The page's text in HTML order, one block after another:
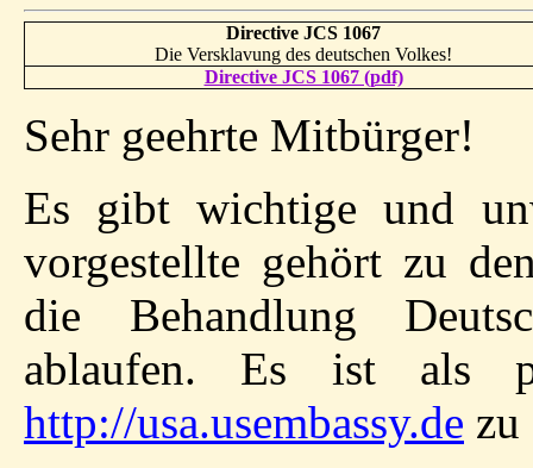
Directive JCS 1067
Die Versklavung des deutschen Volkes!
Directive JCS 1067 (pdf)
Sehr geehrte Mitbürger!
Es gibt wichtige und
vorgestellte gehört zu
die Behandlung
ablaufen. Es ist als
http://usa.usembassy.de zu